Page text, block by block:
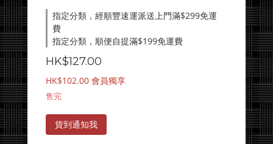
指定分類，經順豐速運派送上門滿$299免運
費
指定分類，順便自提滿$199免運費
HK$127.00
HK$102.00 會員獨享
售完
貨到通知我